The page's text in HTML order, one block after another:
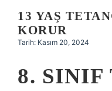
Hakkımızda
13 YAŞ
KORUR
Tarih: Kasım 20, 2024
8. SINIF